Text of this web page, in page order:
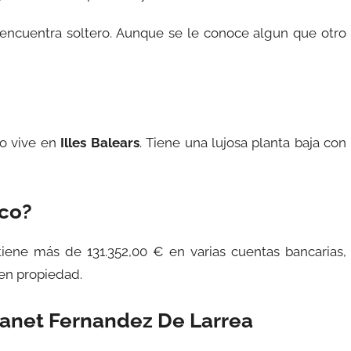
soltero. Aunque se le conoce algun que otro
vive en Illes Balears. Tiene una lujosa planta baja con
más de 131.352,00 € en varias cuentas bancarias,
propiedad.
Fernandez De Larrea